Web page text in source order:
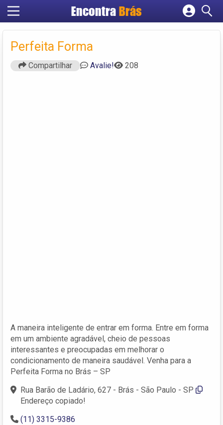
Encontra Brás
Cadastrar empresa
Perfeita Forma
Compartilhar Avalie! 208
A maneira inteligente de entrar em forma. Entre em forma
em um ambiente agradável, cheio de pessoas
interessantes e preocupadas em melhorar o
condicionamento de maneira saudável. Venha para a
Perfeita Forma no Brás – SP
Rua Barão de Ladário, 627 - Brás - São Paulo - SP
Endereço copiado!
(11) 3315-9386